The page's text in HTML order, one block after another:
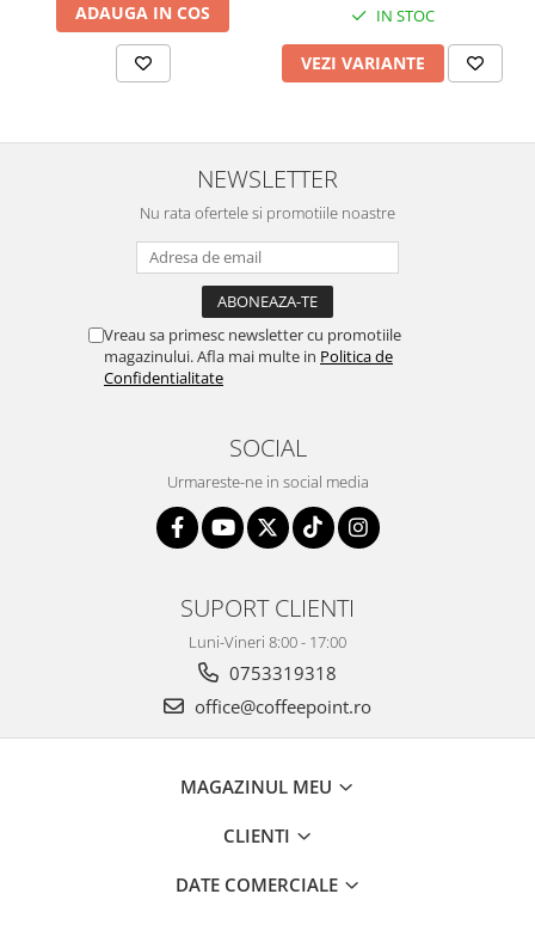
ADAUGA IN COS IN STOC
VEZI VARIANTE
NEWSLETTER
Nu rata ofertele si promotiile noastre
Vreau sa primesc newsletter cu promotiile
magazinului. Afla mai multe in Politica de
Confidentialitate
SOCIAL
Urmareste-ne in social media
SUPORT CLIENTI
Luni-Vineri 8:00 - 17:00
0753319318
office@coffeepoint.ro
MAGAZINUL MEU
CLIENTI
DATE COMERCIALE